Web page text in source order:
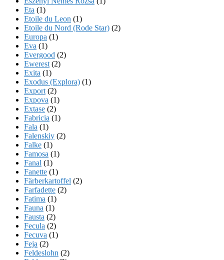
Eta (1)
Etoile du Leon (1)
Etoile du Nord (Rode Star) (2)
Europa (1)
Eva (1)
Evergood (2)
Ewerest (2)
Exita (1)
Exodus (Explora) (1)
Export (2)
Expova (1)
Extase (2)
Fabricia (1)
Fala (1)
Falenskiy (2)
Falke (1)
Famosa (1)
Fanal (1)
Fanette (1)
Färberkartoffel (2)
Farfadette (2)
Fatima (1)
Fauna (1)
Fausta (2)
Fecula (2)
Fecuva (1)
Feja (2)
Feldeslohn (2)